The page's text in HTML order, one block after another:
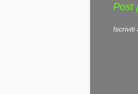
Post
Iscriviti